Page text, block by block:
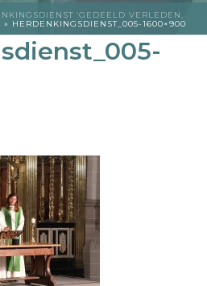
‘GEDEELD VERLEDEN,
» HERDENKINGSDIENST_005-1600×900